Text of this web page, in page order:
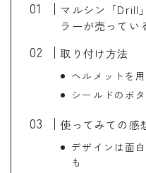
マルシン「Drill
ラーが売ってい
取り付け方法
ヘルメットを
シールドのボ
使ってみての感
デザインは面
も